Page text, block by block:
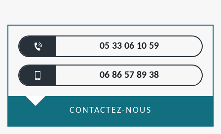
05 33 06 10 59
06 86 57 89 38
CONTACTEZ-NOUS